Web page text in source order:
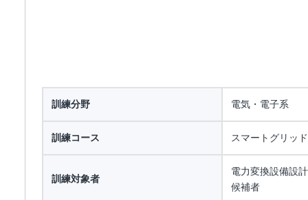
訓練分野 電気・電子系
訓練コース スマートグリッ
訓練対象者
電力変換設備設
候補者